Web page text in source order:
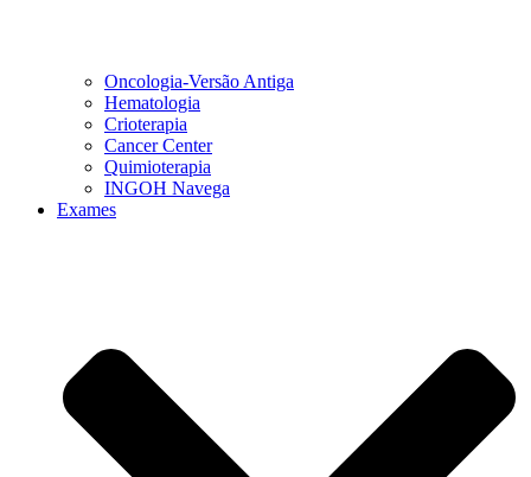
Oncologia-Versão Antiga
Hematologia
Crioterapia
Cancer Center
Quimioterapia
INGOH Navega
Exames